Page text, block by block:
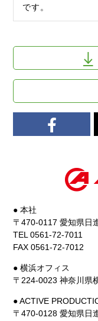
です。
● 本社
〒470-0117 愛知県日
TEL 0561-72-7011
FAX 0561-72-7012
● 横浜オフィス
〒224-0023 神奈川県
● ACTIVE
〒470-0128 愛知県日